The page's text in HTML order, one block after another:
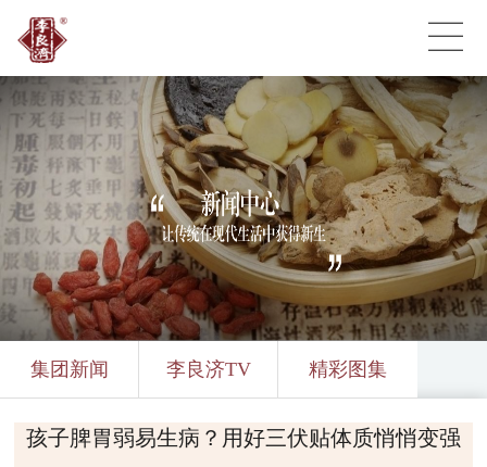
集团新闻 李良济TV 精彩图集
孩子脾胃弱易生病？用好三伏贴体质悄悄变强